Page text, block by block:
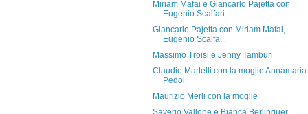
Miriam Mafai e Giancarlo Pajetta con
Eugenio Scalfari
Giancarlo Pajetta con Miriam Mafai,
Eugenio Scalfa...
Massimo Troisi e Jenny Tamburi
Claudio Martelli con la moglie Annamaria
Pedol
Maurizio Merli con la moglie
Saverio Vallone e Bianca Berlinguer